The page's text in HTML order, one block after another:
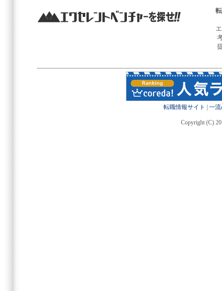
転職情報サイト 一
Copyright (C)